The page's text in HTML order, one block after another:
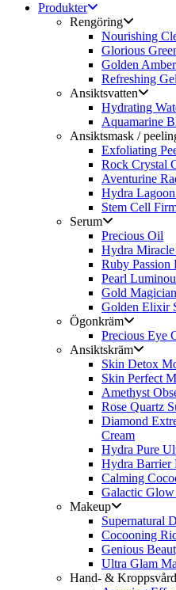
Produkter
Rengöring
Nourishing
Glorious
Golden
Refreshing
Ansiktsvatten
Hydrating
Aquamarine
Ansiktsmask /
Exfoliating
Rock Crystal
Aventurine
Hydra
Stem Cell
Serum
Precious Oil
Hydra Miracle
Ruby
Pearl
Gold
Golden Elixir
Ögonkräm
Precious Eye
Ansiktskräm
Skin Detox
Skin Perfect
Amethyst
Rose Quartz
Diamond
Cream
Hydra Pure
Hydra Barrier
Calming
Galactic
Makeup
Supernatural
Cocooning
Genious
Ultra Glam
Hand- & Kroppsvård